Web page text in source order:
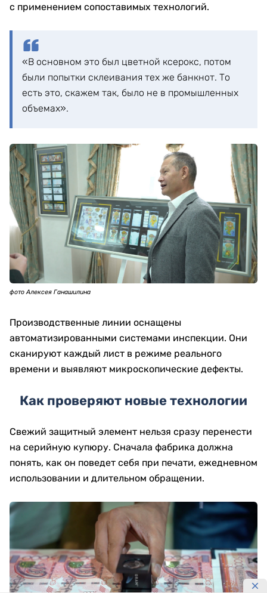
с применением сопоставимых технологий.
«В основном это был цветной ксерокс, потом
были попытки склеивания тех же банкнот. То
есть это, скажем так, было не в промышленных
объемах».
фото Алексея Ганашилина
Производственные линии оснащены
автоматизированными системами инспекции. Они
сканируют каждый лист в режиме реального
времени и выявляют микроскопические дефекты.
Как проверяют новые технологии
Свежий защитный элемент нельзя сразу перенести
на серийную купюру. Сначала фабрика должна
понять, как он поведет себя при печати, ежедневном
использовании и длительном обращении.